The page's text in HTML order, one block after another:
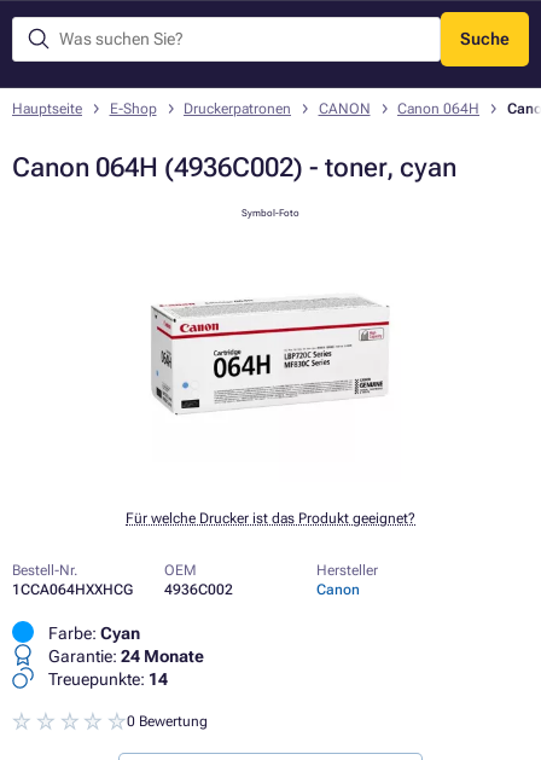
Suche
Menü
Hauptseite E-Shop Druckerpatronen CANON Canon 064H
Canon 064H (4936C002) - toner, cyan
Symbol-Foto
Für welche Drucker ist das Produkt geeignet?
Bestell-Nr.
1CCA064HXXHCG
OEM
4936C002
Hersteller
Canon
Farbe: Cyan
Garantie: 24 Monate
Treuepunkte: 14
0 Bewertung